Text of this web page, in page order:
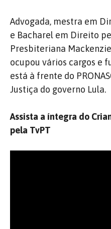
Advogada, mestra em
e Bacharel em Direito
Presbiteriana
ocupou vários cargos e
está à frente do
Justiça do governo Lula.
Assista a íntegra do
pela TvPT